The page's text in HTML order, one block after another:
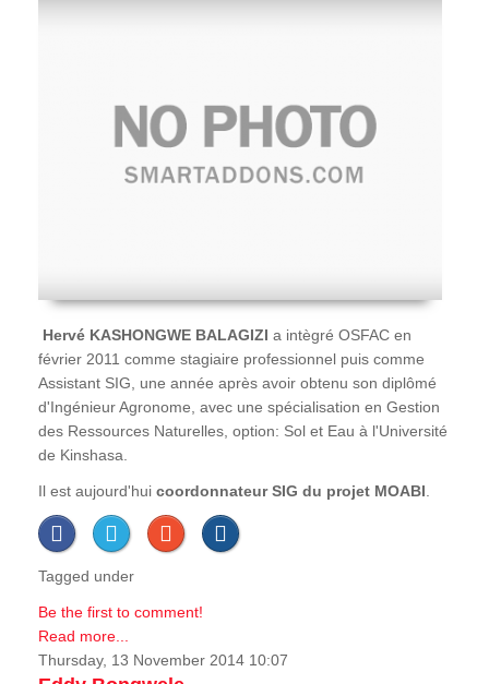
Hervé KASHONGWE BALAGIZI a intègré OSFAC en
février 2011 comme stagiaire professionnel puis comme
Assistant SIG, une année après avoir obtenu son diplômé
d'Ingénieur Agronome, avec une spécialisation en Gestion
des Ressources Naturelles, option: Sol et Eau à l'Université
de Kinshasa.
Il est aujourd'hui coordonnateur SIG du projet MOABI
Tagged under
Be the first to comment!
Read more...
Thursday, 13 November 2014 10:07